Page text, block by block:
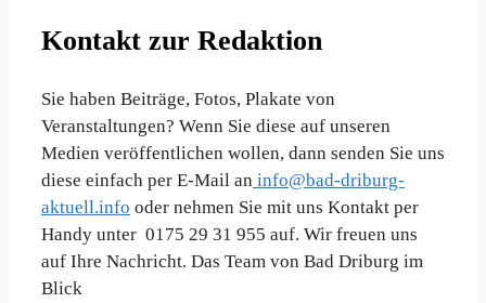
Kontakt zur Redaktion
Sie haben Beiträge, Fotos, Plakate von
Veranstaltungen? Wenn Sie diese auf unseren
Medien veröffentlichen wollen, dann senden Sie uns
diese einfach per E-Mail an info@bad-driburg-
aktuell.info oder nehmen Sie mit uns Kontakt per
Handy unter 0175 29 31 955 auf. Wir freuen uns
auf Ihre Nachricht. Das Team von Bad Driburg im
Blick